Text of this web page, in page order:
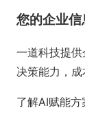
您的企业
一道科技提
决策能力，
了解AI赋能